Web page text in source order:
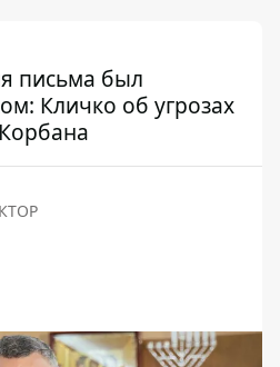
письма был
Кличко об угрозах